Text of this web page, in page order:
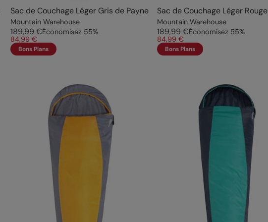
Sac de Couchage Léger Gris de Payne
Mountain Warehouse
189,99 €Économisez 55%
84,99 €
Bons Plans
Sac de Couchage Léger Rouge
Mountain Warehouse
189,99 €Économisez 55%
84,99 €
Bons Plans